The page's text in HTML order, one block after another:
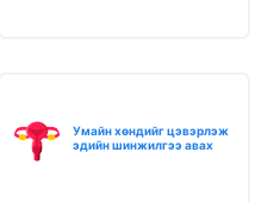
Умайн хөндийг цэвэрлэж
эдийн шинжилгээ авах